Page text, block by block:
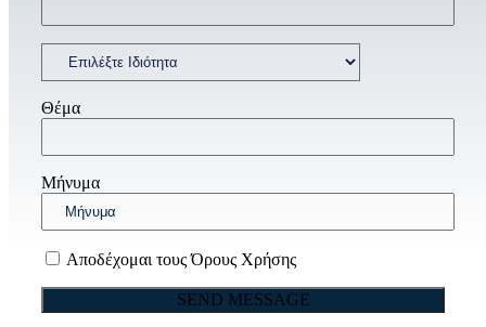
Θέμα
Μήνυμα
Αποδέχομαι τους Όρους Χρήσης